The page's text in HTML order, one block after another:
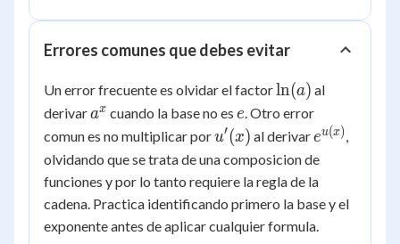
Errores comunes que debes evitar
Un error frecuente es olvidar el factor\ln(a)
ln(a) al
derivara^x
ax cuando la base no es e
e. Otro error
comun es no multiplicar poru'(x)
u′(x) al derivare^{u(x)}
eu(x),
olvidando que se trata de una composicion de
funciones y por lo tanto requiere la regla de la
cadena. Practica identificando primero la base y el
exponente antes de aplicar cualquier formula.